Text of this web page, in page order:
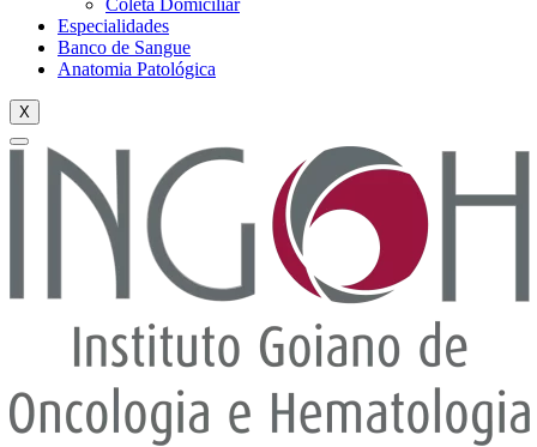
Coleta Domiciliar
Especialidades
Banco de Sangue
Anatomia Patológica
X